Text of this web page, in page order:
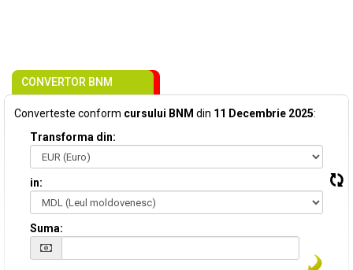
CONVERTOR BNM
Converteste conform cursului BNM din 11 Decembrie 2025:
Transforma din:
in:
Suma: